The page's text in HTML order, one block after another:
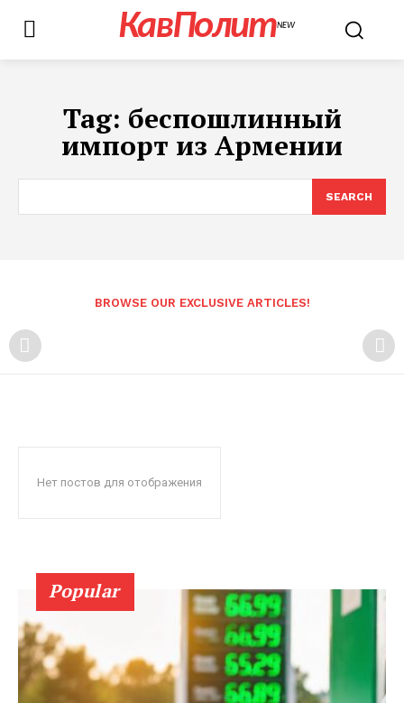
КавПолитNEW
Tag: беспошлинный
импорт из Армении
SEARCH
BROWSE OUR EXCLUSIVE ARTICLES!
Нет постов для отображения
Popular